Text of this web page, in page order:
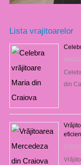
Lista vrajitoarelor
06/08/
din
27/07/